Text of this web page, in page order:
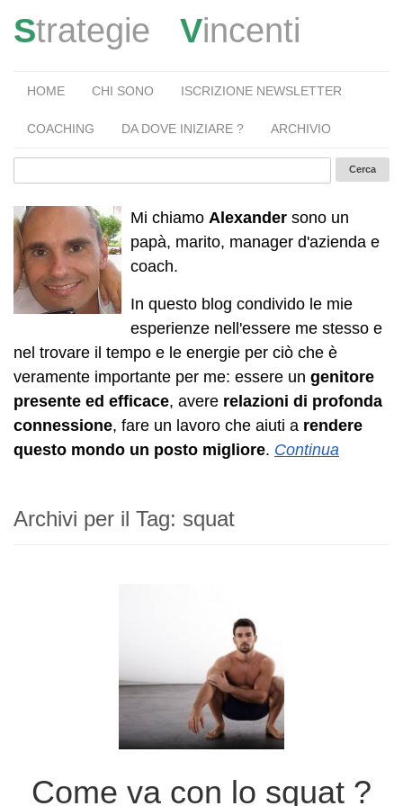
Strategie Vincenti
HOME CHI SONO ISCRIZIONE NEWSLETTER
COACHING DA DOVE INIZIARE ? ARCHIVIO
Mi chiamo Alexander sono un
papà, marito, manager d'azienda e
coach.
In questo blog condivido le mie
esperienze nell'essere me stesso e
nel trovare il tempo e le energie per ciò che è
veramente importante per me: essere un genitore
presente ed efficace, avere relazioni di profonda
connessione, fare un lavoro che aiuti a rendere
questo mondo un posto migliore. Continua
Archivi per il Tag: squat
Come va con lo squat ?